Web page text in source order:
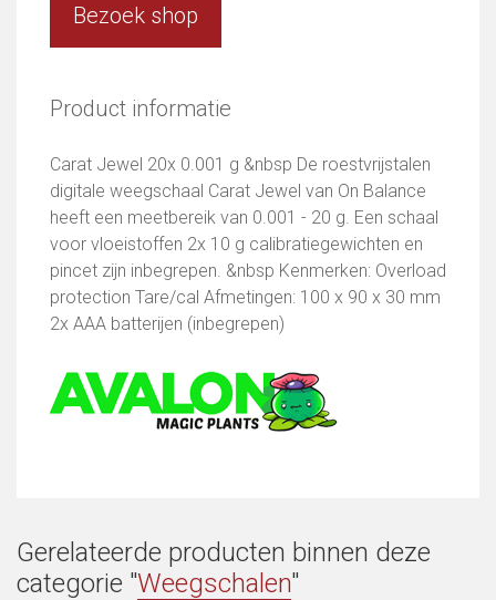
Bezoek shop
Product informatie
Carat Jewel 20x 0.001 g &nbsp De roestvrijstalen
digitale weegschaal Carat Jewel van On Balance
heeft een meetbereik van 0.001 - 20 g. Een schaal
voor vloeistoffen 2x 10 g calibratiegewichten en
pincet zijn inbegrepen. &nbsp Kenmerken: Overload
protection Tare/cal Afmetingen: 100 x 90 x 30 mm
2x AAA batterijen (inbegrepen)
Gerelateerde producten binnen deze
categorie "Weegschalen"